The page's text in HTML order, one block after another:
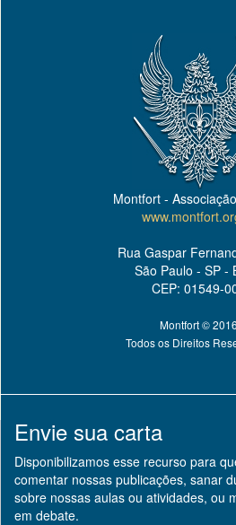
Montfort -
Rua Gaspar
São Paulo - SP -
CEP: 01549-
Montfort © 2016
Todos os Direitos
Envie sua carta
Disponibilizamos esse recurso para
comentar nossas publicações, sanar
sobre nossas aulas ou atividades, ou
em debate.